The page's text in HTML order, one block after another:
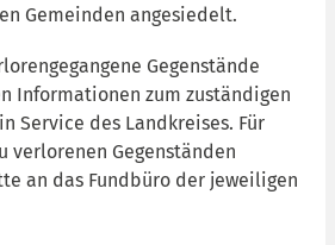
Gemeinden angesiedelt.
Gegenstände
Informationen zum zuständigen
Service des Landkreises. Für
verlorenen Gegenständen
an das Fundbüro der jeweiligen